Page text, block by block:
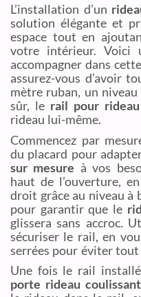
L’installation d’un
solution élégante et
espace tout en
votre intérieur. Voici
accompagner dans
assurez-vous d’avoir
mètre ruban, un
sûr, le rail pour
rideau lui-même.
Commencez par
du placard pour
sur mesure à vos
haut de l’ouverture,
droit grâce au niveau à
pour garantir que le
glissera sans accroc.
sécuriser le rail, en
serrées pour éviter
Une fois le rail
porte rideau